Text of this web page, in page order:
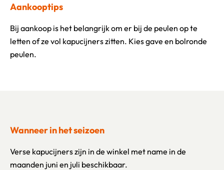
Aankooptips
Bij aankoop is het belangrijk om er bij de peulen op te
letten of ze vol kapucijners zitten. Kies gave en bolronde
peulen.
Wanneer in het seizoen
Verse kapucijners zijn in de winkel met name in de
maanden juni en juli beschikbaar.